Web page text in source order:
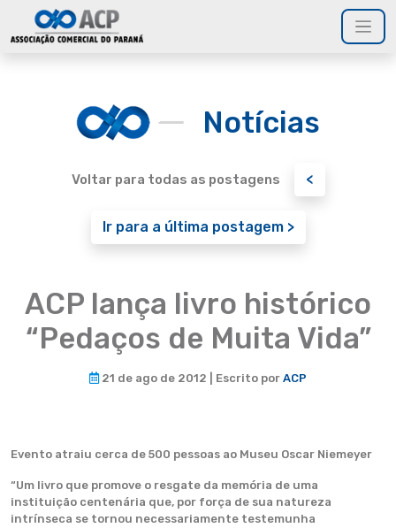
Notícias
Voltar para todas as postagens <
Ir para a última postagem >
ACP lança livro histórico
“Pedaços de Muita Vida”
21 de ago de 2012 | Escrito por ACP
Evento atraiu cerca de 500 pessoas ao Museu Oscar Niemeyer
“Um livro que promove o resgate da memória de uma
instituição centenária que, por força de sua natureza
intrínseca se tornou necessariamente testemunha